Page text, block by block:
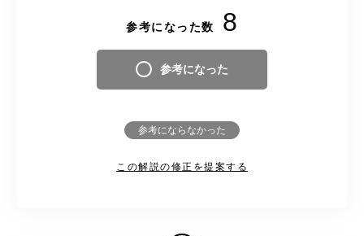
参考になった数 8
参考になった
参考にならなかった
この解説の修正を提案する